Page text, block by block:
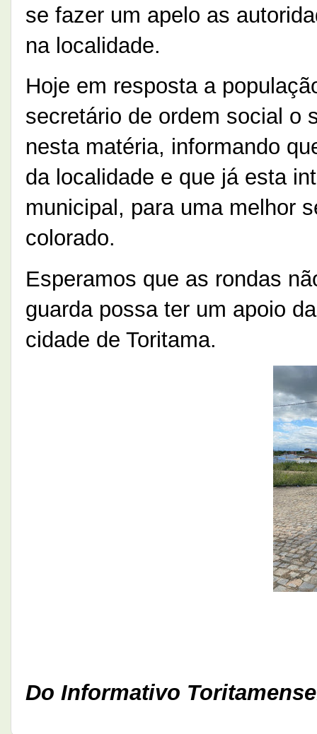
se fazer um apelo as
na localidade.
Hoje em resposta a
secretário de ordem social o
nesta matéria, informando
da localidade e que já esta
municipal, para uma melhor
colorado.
Esperamos que as rondas
guarda possa ter um apoio
cidade de Toritama.
Do Informativo